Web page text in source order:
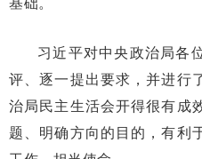
习近平对中央政治局各
评、逐一提出要求，并进行
治局民主生活会开得很有成
题、明确方向的目的，有利